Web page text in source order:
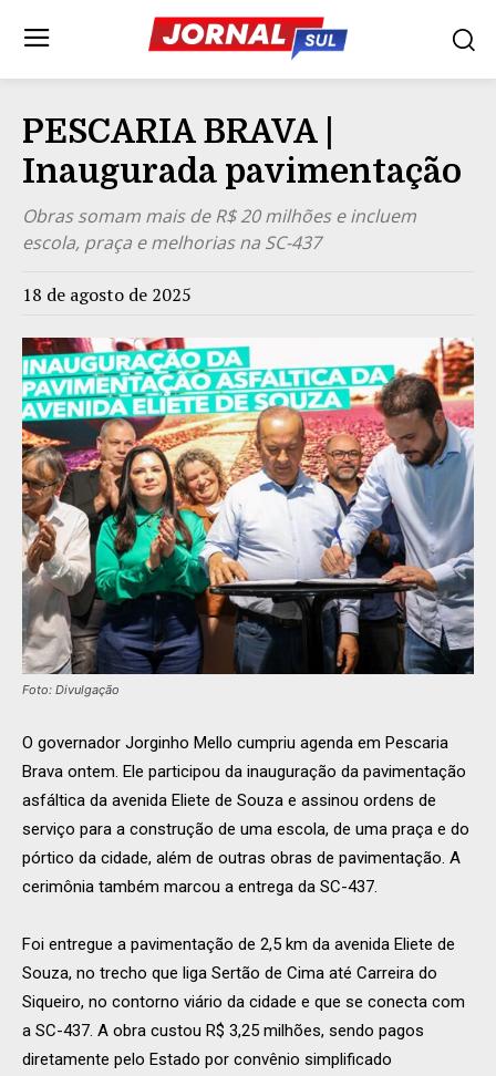
PESCARIA BRAVA |
Inaugurada pavimentação
Obras somam mais de R$ 20 milhões e incluem
escola, praça e melhorias na SC-437
18 de agosto de 2025
Foto: Divulgação
O governador Jorginho Mello cumpriu agenda em Pescaria
Brava ontem. Ele participou da inauguração da pavimentação
asfáltica da avenida Eliete de Souza e assinou ordens de
serviço para a construção de uma escola, de uma praça e do
pórtico da cidade, além de outras obras de pavimentação. A
cerimônia também marcou a entrega da SC-437.
Foi entregue a pavimentação de 2,5 km da avenida Eliete de
Souza, no trecho que liga Sertão de Cima até Carreira do
Siqueiro, no contorno viário da cidade e que se conecta com
a SC-437. A obra custou R$ 3,25 milhões, sendo pagos
diretamente pelo Estado por convênio simplificado